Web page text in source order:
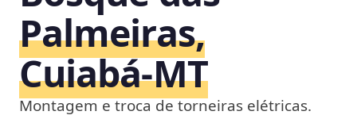
Palmeiras,
Cuiabá‑MT
Montagem e troca de torneiras elétricas.